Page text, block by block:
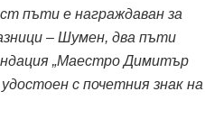
пъти е награждаван за
– Шумен, два пъти
„Маестро Димитър
с почетния знак на